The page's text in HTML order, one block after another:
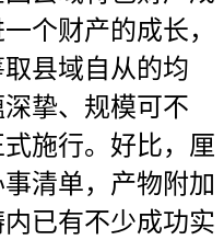
个财产的成长，
县域自从的均
挚、规模可不
施行。好比，厘
清单，产物附加
已有不少成功实